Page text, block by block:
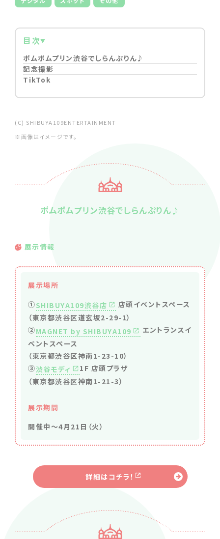
目次
ポムポムプリン渋谷でしらんぷりん♪
記念撮影
TikTok
(C) SHIBUYA109ENTERTAINMENT
※画像はイメージです。
ポムポムプリン渋谷でしらんぷりん♪
展示情報
展示場所
①SHIBUYA109渋谷店
店頭イベントスペース
（東京都渋谷区道玄坂2-29-1）
②MAGNET by SHIBUYA109
エントランスイ
ベントスペース
（東京都渋谷区神南1-23-10）
③渋谷モディ
1F 店頭プラザ
（東京都渋谷区神南1-21-3）
展示期間
開催中～4月21日（火）
詳細はコチラ！